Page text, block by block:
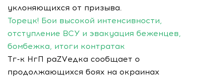
уклоняющихся от призыва.
Торецк! Бои высокой интенсивности,
отступление ВСУ и эвакуация беженцев,
бомбежка, итоги контратак
Тг-к НгП раZVедка сообщает о
продолжающихся боях на окраинах